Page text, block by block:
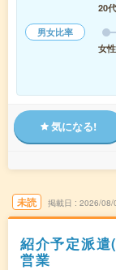
20代
男女比率
女性
気になる!
未読 掲載日 2026/08/
紹介予定派
営業